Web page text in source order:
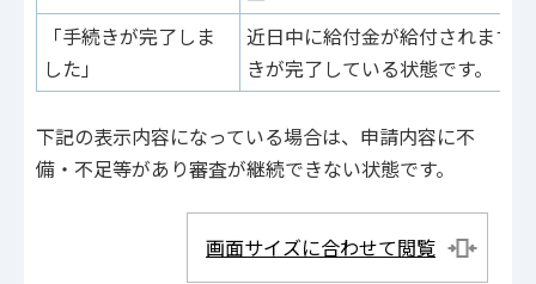
「手続きが完了しま
した」
近日中に給付金が給付されます
きが完了している状態です。
下記の表示内容になっている場合は、申請内容に不
備・不足等があり審査が継続できない状態です。
画面サイズに合わせて閲覧